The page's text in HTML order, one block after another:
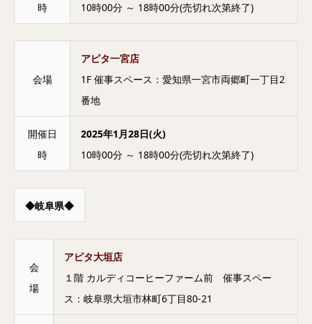
時
10時00分 ～ 18時00分(売切れ次第終了)
会場
アピタ一宮店
1F 催事スペース：愛知県一宮市両郷町一丁目2
番地
開催日
時
2025年1月28日(火)
10時00分 ～ 18時00分(売切れ次第終了)
◆岐阜県◆
会
場
アピタ大垣店
１階 カルディコーヒーファーム前 催事スペー
ス：岐阜県大垣市林町6丁目80-21